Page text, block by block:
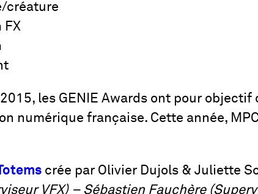
créature
FX
les GENIE Awards ont pour objectif
numérique française. Cette année,
crée par Olivier Dujols & Juliette
VFX) – Sébastien Fauchère